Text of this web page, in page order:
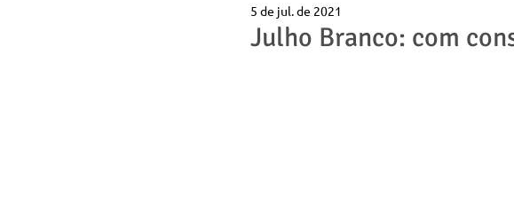
Julho Branco: com
5 de jul. de 2021